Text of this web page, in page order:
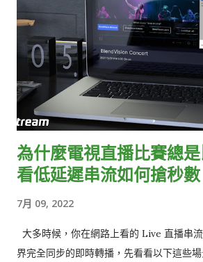
為什麼電視直播比賽總
看低延遲串流如何搶秒數
7月 09, 2022
大多時候，你在網路上看的 Live 直播串
界完全同步的即時轉播，先看看以下這些